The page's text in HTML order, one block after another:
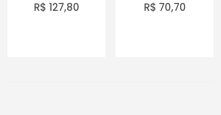
R$ 127,80 R$ 70,70